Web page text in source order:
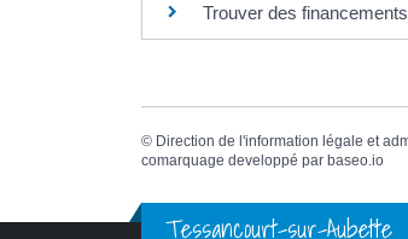
Trouver des
© Direction de l'information légale et
comarquage developpé par baseo.io
Tessancourt-sur-Aubette